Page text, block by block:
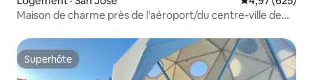
Maison de charme près de l'aéroport/du centre-ville de
Superhôte
Superhôte